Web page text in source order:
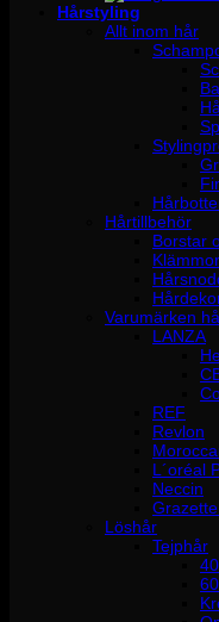
Hårstyling
Allt inom hår
Hårtillbehör
Borstar
Varumärken
LANZA
REF
Revlon
L´oréal
Neccin
Löshår
Tejphår